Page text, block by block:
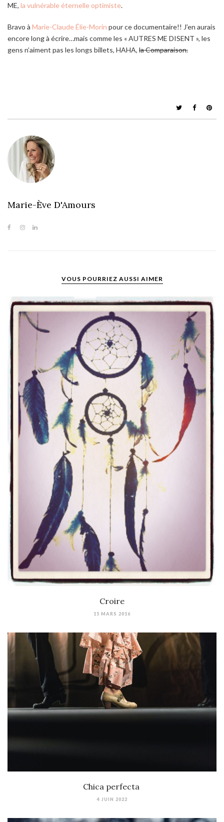
ME, la vulnérable éternelle optimiste.
Bravo à Marie-Claude Élie-Morin pour ce documentaire!! J’en aurais
encore long à écrire…mais comme les « AUTRES ME DISENT », les
gens n’aiment pas les longs billets, HAHA, la Comparaison.
Marie-Ève D'Amours
VOUS POURRIEZ AUSSI AIMER
Croire
15 MARS 2016
Chica perfecta
4 JUIN 2022